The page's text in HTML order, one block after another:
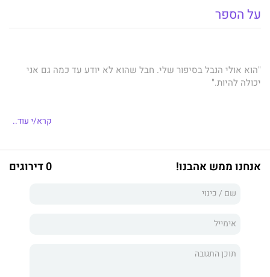
על הספר
"הוא אולי הנבל בסיפור שלי. חבל שהוא לא יודע עד כמה גם אני
יכולה להיות."
שידוכים נעשים בגן עדן. השידוך שלי עוצב במיוחד בגיהינום.
נצרב בלהבות השנאה, נזרע בהונאה גדולה, נועד לאבדון.
פיסת נייר שחתמתי עליה בגיל שש־עשרה חיברה אותי אליו.
קרא/י עוד..
אנחנו ממש אהבנו! 0 דירוגים